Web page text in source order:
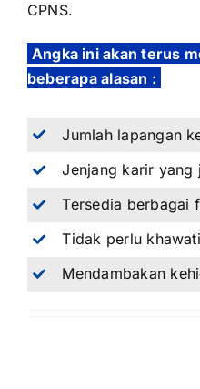
CPNS.
Angka ini akan terus
beberapa alasan :
Jumlah lapangan
Jenjang karir yang
Tersedia berbagai
Tidak perlu
Mendambakan